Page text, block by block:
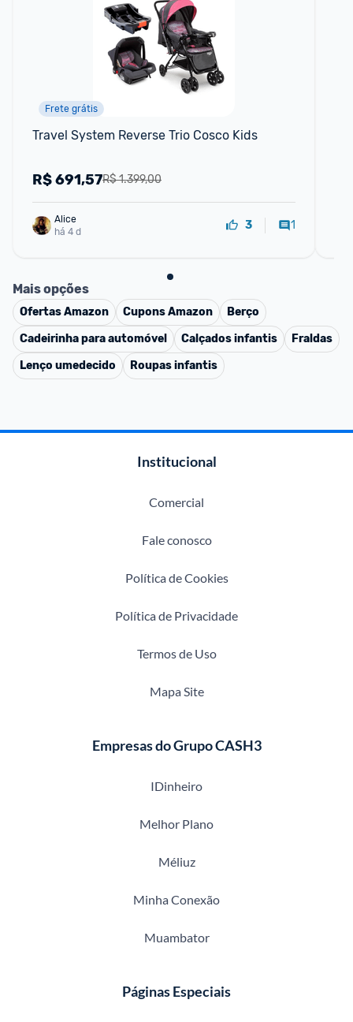
Frete grátis
Travel System Reverse Trio Cosco Kids
R$ 1.399,00
R$691,57
Alice
há 4 d
3 1
Mais opções
OfertasAmazon CuponsAmazon
Berço
Cadeirinha para automóvel
Calçados infantis
Fraldas
Lenço umedecido
Roupas infantis
Institucional
Comercial
Fale conosco
Política de Cookies
Política de Privacidade
Termos de Uso
Mapa Site
Empresas do Grupo CASH3
IDinheiro
Melhor Plano
Méliuz
Minha Conexão
Muambator
Páginas Especiais